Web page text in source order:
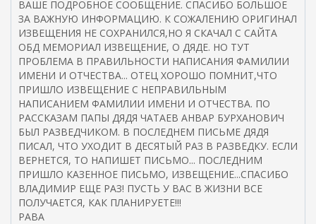
ВАШЕ ПОДРОБНОЕ СООБЩЕНИЕ. СПАСИБО БОЛЬШОЕ
ЗА ВАЖНУЮ ИНФОРМАЦИЮ. К СОЖАЛЕНИЮ ОРИГИНАЛ
ИЗВЕЩЕНИЯ НЕ СОХРАНИЛСЯ,НО Я СКАЧАЛ С САЙТА
ОБД МЕМОРИАЛ ИЗВЕЩЕНИЕ, О ДЯДЕ. НО ТУТ
ПРОБЛЕМА В ПРАВИЛЬНОСТИ НАПИСАНИЯ ФАМИЛИИ
ИМЕНИ И ОТЧЕСТВА... ОТЕЦ ХОРОШО ПОМНИТ,ЧТО
ПРИШЛО ИЗВЕЩЕНИЕ С НЕПРАВИЛЬНЫМ
НАПИСАНИЕМ ФАМИЛИИ ИМЕНИ И ОТЧЕСТВА. ПО
РАССКАЗАМ ПАПЫ ДЯДЯ ЧАТАЕВ АНВАР БУРХАНОВИЧ
БЫЛ РАЗВЕДЧИКОМ. В ПОСЛЕДНЕМ ПИСЬМЕ ДЯДЯ
ПИСАЛ, ЧТО УХОДИТ В ДЕСЯТЫЙ РАЗ В РАЗВЕДКУ. ЕСЛИ
ВЕРНЕТСЯ, ТО НАПИШЕТ ПИСЬМО... ПОСЛЕДНИМ
ПРИШЛО КАЗЕННОЕ ПИСЬМО, ИЗВЕЩЕНИЕ...СПАСИБО
ВЛАДИМИР ЕЩЕ РАЗ! ПУСТЬ У ВАС В ЖИЗНИ ВСЕ
ПОЛУЧАЕТСЯ, КАК ПЛАНИРУЕТЕ!!!
РАВА